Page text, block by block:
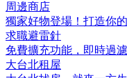
周邊商店
獨家好物登場！打造你
求職避雷針
免費擴充功能，即時過
大台北租屋